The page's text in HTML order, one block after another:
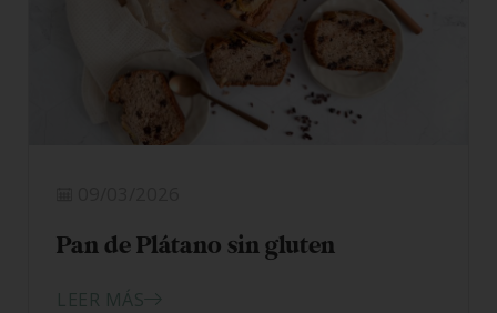
Pan de Plátano sin gluten
LEER MÁS